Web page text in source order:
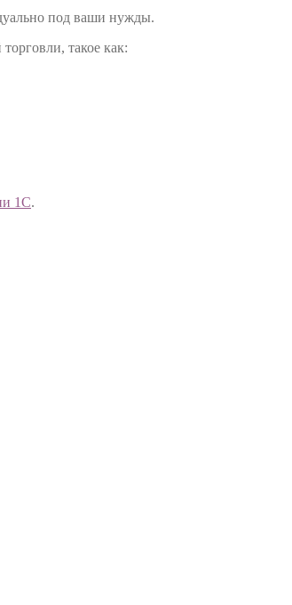
под ваши нужды.
такое как:
1С.